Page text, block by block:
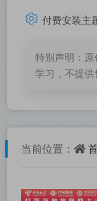
付费安装主
特别声明：
学习，不提供
当前位置：